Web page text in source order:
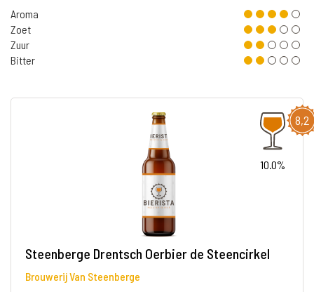
Aroma
Zoet
Zuur
Bitter
8,2
10.0%
Steenberge Drentsch Oerbier de Steencirkel
Brouwerij Van Steenberge